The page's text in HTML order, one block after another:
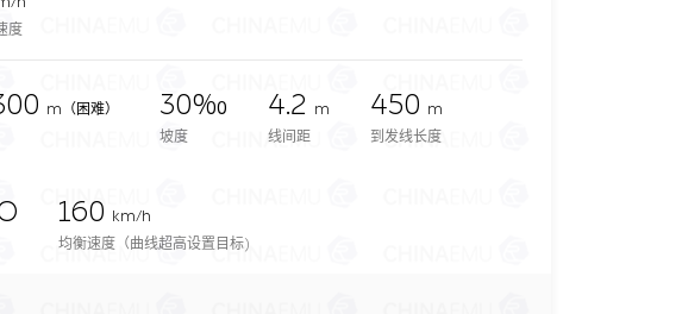
度
m（困难）
30‰
坡度
4.2
m
线间距
450 m
到发线长度
160 km/h
均衡速度（曲线超高设置目标)